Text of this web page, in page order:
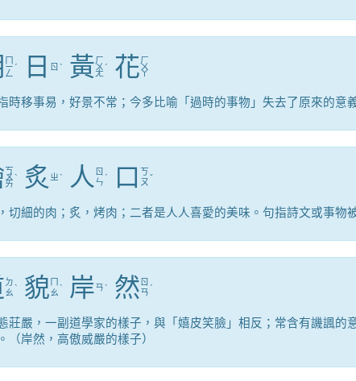
ㄇ
ㄧ
ㄥ
ˊ 日 ㄖ ˋ 黃ㄏ
ㄨ
ㄤ
ˊ 花ㄏ
ㄨ
ㄚ
時移事易，好景不常；今多比喻「過時的事物」失去了原來的意
ㄎ
ㄨ
ㄞ
ˋ 炙 ㄓˋ 人 ㄖ
ㄣ ˊ 口 ㄎ
ㄡˇ
切細的肉；炙，烤肉；二者是人人喜愛的美味。句指詩文或事物
ㄉ
ㄠˋ 貌 ㄇ
ㄠˋ 岸ㄢˋ 然 ㄖ
ㄢ ˊ
莊嚴，一副道學家的樣子，與「嬉皮笑臉」相反；常含有譏諷的
（岸然，高傲威嚴的樣子）